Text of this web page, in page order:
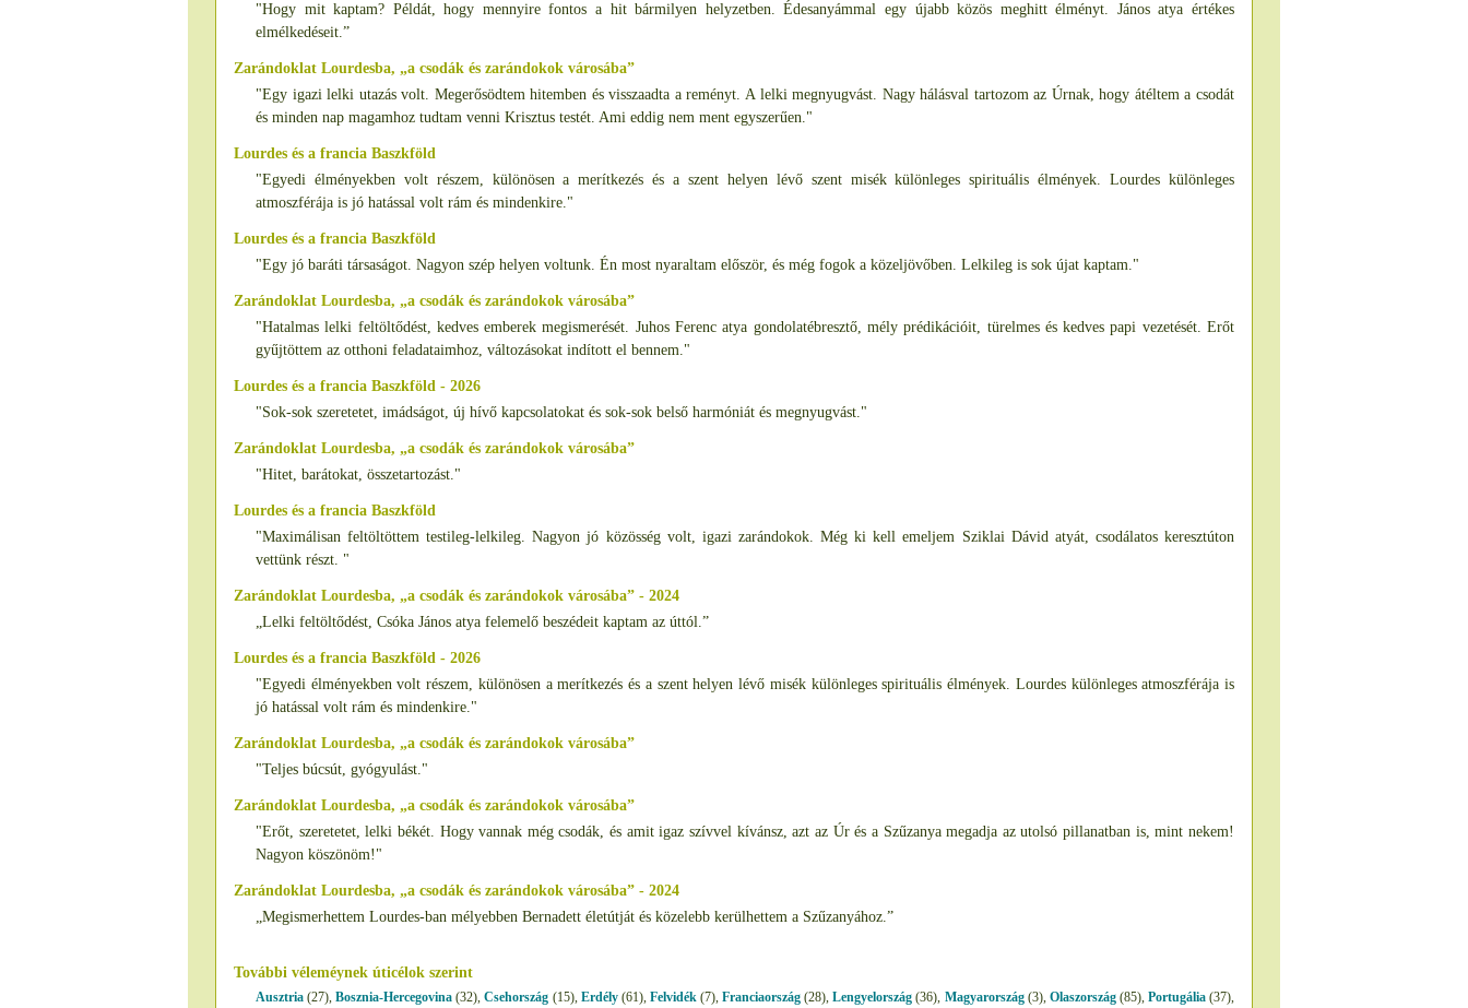
"Hogy mit kaptam? Példát, hogy mennyire fontos a hit bármilyen helyzetben. Édesanyámmal egy újabb közös meghitt élményt. János atya értékes
elmélkedéseit.”
Zarándoklat Lourdesba, „a csodák és zarándokok városába”
"Egy igazi lelki utazás volt. Megerősödtem hitemben és visszaadta a reményt. A lelki megnyugvást. Nagy hálásval tartozom az Úrnak, hogy átéltem a csodát
és minden nap magamhoz tudtam venni Krisztus testét. Ami eddig nem ment egyszerűen."
Lourdes és a francia Baszkföld
"Egyedi élményekben volt részem, különösen a merítkezés és a szent helyen lévő szent misék különleges spirituális élmények. Lourdes különleges
atmoszférája is jó hatással volt rám és mindenkire."
Lourdes és a francia Baszkföld
"Egy jó baráti társaságot. Nagyon szép helyen voltunk. Én most nyaraltam először, és még fogok a közeljövőben. Lelkileg is sok újat kaptam."
Zarándoklat Lourdesba, „a csodák és zarándokok városába”
"Hatalmas lelki feltöltődést, kedves emberek megismerését. Juhos Ferenc atya gondolatébresztő, mély prédikációit, türelmes és kedves papi vezetését. Erőt
gyűjtöttem az otthoni feladataimhoz, változásokat indított el bennem."
Lourdes és a francia Baszkföld - 2026
"Sok-sok szeretetet, imádságot, új hívő kapcsolatokat és sok-sok belső harmóniát és megnyugvást."
Zarándoklat Lourdesba, „a csodák és zarándokok városába”
"Hitet, barátokat, összetartozást."
Lourdes és a francia Baszkföld
"Maximálisan feltöltöttem testileg-lelkileg. Nagyon jó közösség volt, igazi zarándokok. Még ki kell emeljem Sziklai Dávid atyát, csodálatos keresztúton
vettünk részt. "
Zarándoklat Lourdesba, „a csodák és zarándokok városába” - 2024
„Lelki feltöltődést, Csóka János atya felemelő beszédeit kaptam az úttól.”
Lourdes és a francia Baszkföld - 2026
"Egyedi élményekben volt részem, különösen a merítkezés és a szent helyen lévő misék különleges spirituális élmények. Lourdes különleges atmoszférája is
jó hatással volt rám és mindenkire."
Zarándoklat Lourdesba, „a csodák és zarándokok városába”
"Teljes búcsút, gyógyulást."
Zarándoklat Lourdesba, „a csodák és zarándokok városába”
"Erőt, szeretetet, lelki békét. Hogy vannak még csodák, és amit igaz szívvel kívánsz, azt az Úr és a Szűzanya megadja az utolsó pillanatban is, mint nekem!
Nagyon köszönöm!"
Zarándoklat Lourdesba, „a csodák és zarándokok városába” - 2024
„Megismerhettem Lourdes-ban mélyebben Bernadett életútját és közelebb kerülhettem a Szűzanyához.”
További véleméynek úticélok szerint
Ausztria (27),Bosznia-Hercegovina (32),Csehország (15), Erdély(61), Felvidék(7),Franciaország (28),Lengyelország (36), Magyarország(3), Olaszország(85), Portugália(37),